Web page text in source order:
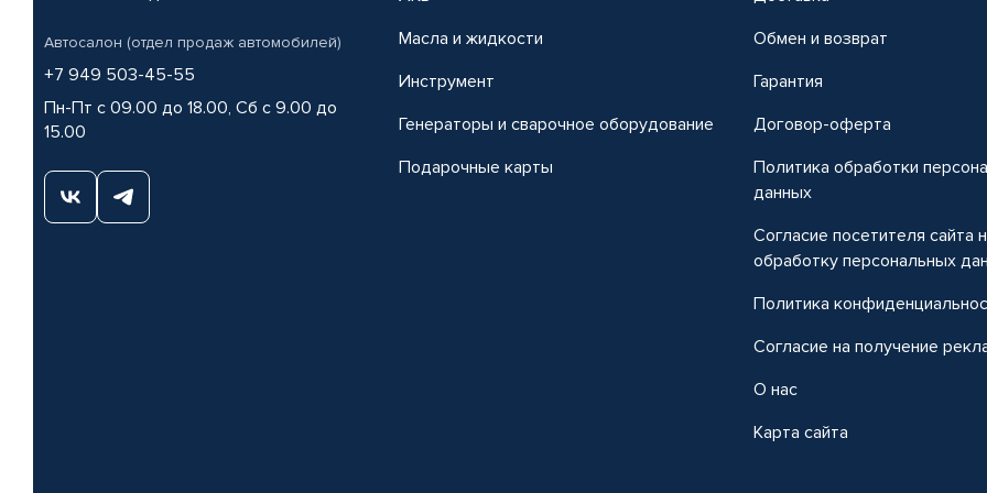
Автосалон (отдел продаж автомобилей)
+7 949 503-45-55
Пн-Пт с 09.00 до 18.00, Сб с 9.00 до
15.00
Масла и жидкости
Инструмент
Генераторы и сварочное оборудование
Подарочные карты
Обмен и возврат
Гарантия
Договор-оферта
Политика обработки
данных
Согласие посетителя сайта
обработку персональных
Политика
Согласие на получение
О нас
Карта сайта